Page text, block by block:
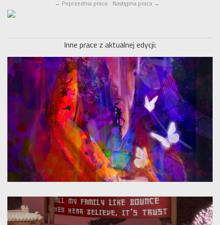
← Poprzednia praca Następna praca →
Inne prace z aktualnej edycji: